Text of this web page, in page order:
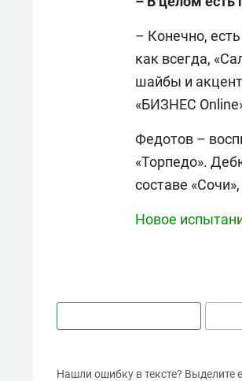
– Конечно,
как всегда,
шайбы и
«БИЗНЕС
Федотов –
«Торпедо».
составе
Новое
Нашли ошибку в тексте? Выделите